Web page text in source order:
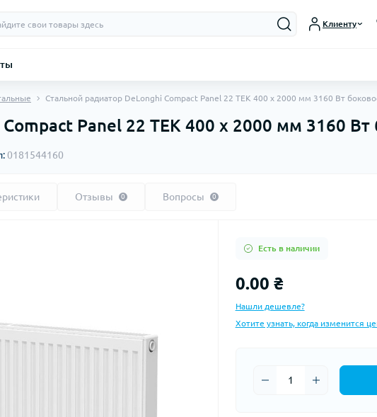
Клиенту
Стальной радиатор DeLonghi Compact Panel 22 TEK 400 x 2000 мм 3160 Вт
Panel 22 TEK 400 x 2000 мм 3160 Вт
0181544160
Отзывы 0 Вопросы 0
Есть в наличии
0.00 ₴
Нашли дешевле?
Хотите узнать, когда изменится
UA